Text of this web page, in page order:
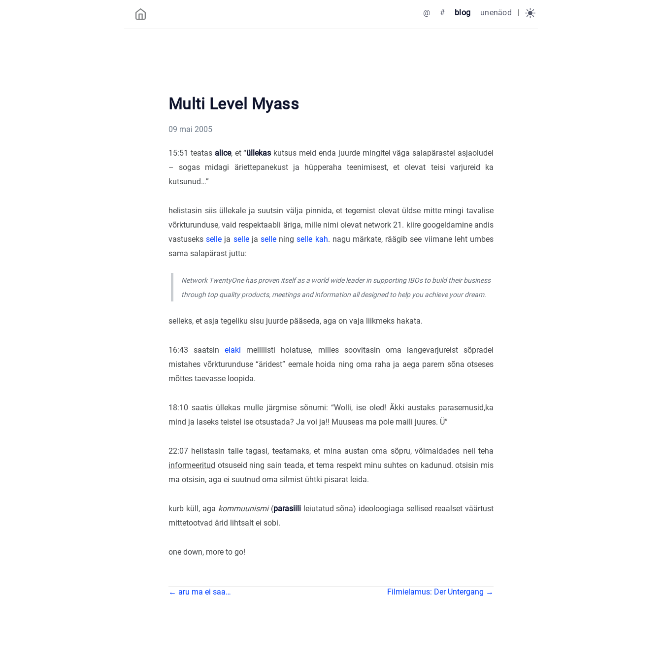
@ # blog unenäod |
Multi Level Myass
09 mai 2005
15:51 teatas alice, et “üllekas kutsus meid enda juurde mingitel väga salapärastel asjaoludel
– sogas midagi äriettepanekust ja hüpperaha teenimisest, et olevat teisi varjureid ka
kutsunud…”
helistasin siis üllekale ja suutsin välja pinnida, et tegemist olevat üldse mitte mingi tavalise
võrkturunduse, vaid respektaabli äriga, mille nimi olevat network 21. kiire googeldamine andis
vastuseksselle ja sellejaselle ningselle kah. nagu märkate, räägib see viimane leht umbes
sama salapärast juttu:
Network TwentyOne has proven itself as a world wide leader in supporting IBOs to build their business
through top quality products, meetings and information all designed to help you achieve your dream.
selleks, et asja tegeliku sisu juurde pääseda, aga on vaja liikmeks hakata.
16:43 saatsinelaki meililisti hoiatuse, milles soovitasin oma langevarjureist sõpradel
mistahes võrkturunduse “äridest” eemale hoida ning oma raha ja aega parem sõna otseses
mõttes taevasse loopida.
18:10 saatis üllekas mulle järgmise sõnumi: “Wolli, ise oled! Äkki austaks parasemusid,ka
mind ja laseks teistel ise otsustada? Ja voi ja!! Muuseas ma pole maili juures. Ü”
22:07 helistasin talle tagasi, teatamaks, et mina austan oma sõpru, võimaldades neil teha
informeeritud otsuseid ning sain teada, et tema respekt minu suhtes on kadunud. otsisin mis
ma otsisin, aga ei suutnud oma silmist ühtki pisarat leida.
kurb küll, aga kommuunismi(parasiilileiutatud sõna) ideoloogiaga sellised reaalset väärtust
mittetootvad ärid lihtsalt ei sobi.
one down, more to go!
← aru ma ei saa… Filmielamus: Der Untergang →